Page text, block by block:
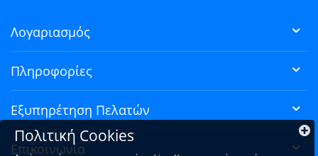
Λογαριασμός
Πληροφορίες
Εξυπηρέτηση Πελατών
Επικοινωνία
Πολιτική Cookies